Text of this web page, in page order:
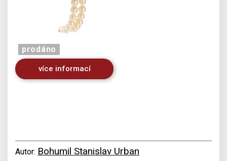
prodáno
více informací
Autor: Bohumil Stanislav Urban